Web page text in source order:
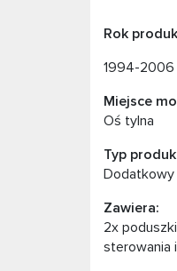
Rok
1994-2006
Miejsce
Oś tylna
Typ
Dodatkowy
Zawiera:
2x
sterowania